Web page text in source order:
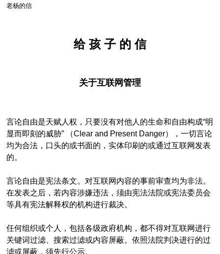
老杨的信
给 孩 子 的 信
关于互联网管理
言论自由是天赋人权，只要没有对他人的生命和自由构成“明
显而即刻的威胁” （Clear and Present Danger），一切言论
均为合法，口头的或书面的，实体印刷的或通过互联网发表
的。
言论自由是宪法条文。对互联网内容的事前审查均为非法。
在发表之后，若内容涉嫌违法，须由宪法法院或宪法委员会
等具有宪法解释权的机构进行裁决。
任何组织或个人，包括各级政府机构，都不得对互联网进行
关键词过滤、搜索过滤或内容屏蔽。依照法院判决进行的过
滤或屏蔽，须先行公示。